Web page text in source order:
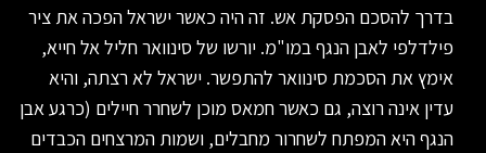
בדרך להסכם הפסקת אש. זה היה כאשר ישראל הפכה את ציר
פילדלפי לאבן הנגף במו"מ. יורשו של סינוואר חליל אל חייא,
אימץ את הסכמת סינוואר להתפשר. ישראל לא רצתה, והיא
עדין אינה רוצה, גם כאשר חמאס מוכן לשחרר חיילים (כרגע אבן
הנגף היא המפתח לשחרור מחבלים, ושמות המרצחים הכבדים